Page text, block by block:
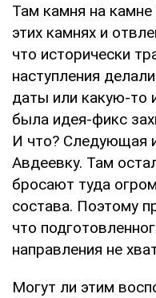
Там камня на
этих камнях и
что исторически
наступления
даты или какую-то
была идея-фикс
И что? Следующая
Авдеевку. Там
бросают туда
состава. Поэтому
что
направления не
Могут ли этим